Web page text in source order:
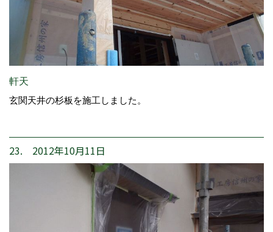
軒天
玄関天井の杉板を施工しました。
23. 2012年10月11日